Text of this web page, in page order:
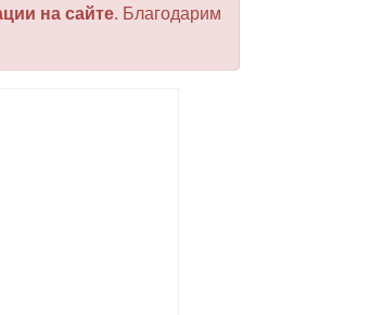
на сайте. Благодарим